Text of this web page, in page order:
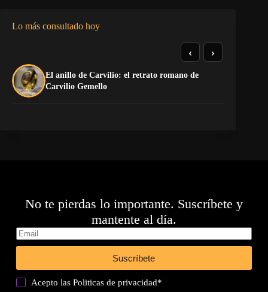
Lo más consultado hoy
El anillo de Carvilio: el retrato romano de
Carvilio Gemello
‹ ›
No te pierdas lo importante. Suscríbete y
mantente al día.
Suscríbete
Acepto lasPoliticas de privacidad*